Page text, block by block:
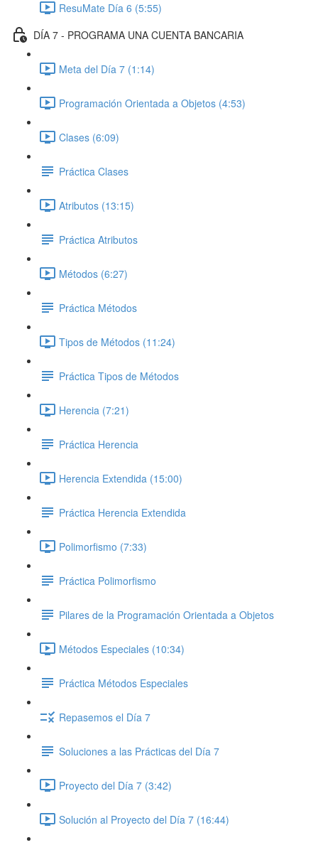
ResuMate Día 6 (5:55)
DÍA 7 - PROGRAMA UNA CUENTA BANCARIA
Meta del Día 7 (1:14)
Programación Orientada a Objetos (4:53)
Clases (6:09)
Práctica Clases
Atributos (13:15)
Práctica Atributos
Métodos (6:27)
Práctica Métodos
Tipos de Métodos (11:24)
Práctica Tipos de Métodos
Herencia (7:21)
Práctica Herencia
Herencia Extendida (15:00)
Práctica Herencia Extendida
Polimorfismo (7:33)
Práctica Polimorfismo
Pilares de la Programación Orientada a Objetos
Métodos Especiales (10:34)
Práctica Métodos Especiales
Repasemos el Día 7
Soluciones a las Prácticas del Día 7
Proyecto del Día 7 (3:42)
Solución al Proyecto del Día 7 (16:44)